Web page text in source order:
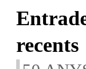
recents